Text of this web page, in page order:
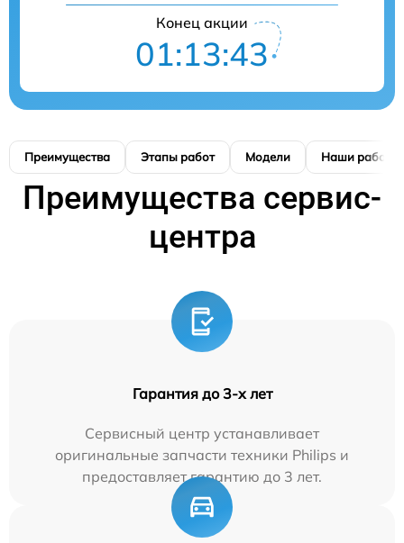
Конец акции
01:13:42
Преимущества Этапы работ Модели Наши работы
Преимущества сервис-
центра
Гарантия до 3-х лет
Сервисный центр устанавливает
оригинальные запчасти техники Philips и
предоставляет гарантию до 3 лет.